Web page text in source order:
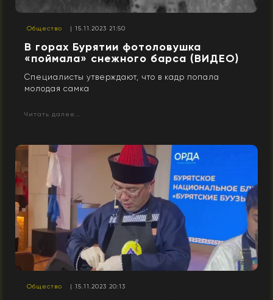
Общество | 15.11.2023 21:50
В горах Бурятии фотоловушка
«поймала» снежного барса (ВИДЕО)
Специалисты утверждают, что в кадр попала
молодая самка
Читать далее...
Общество | 15.11.2023 20:13